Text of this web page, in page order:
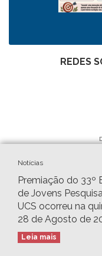
REDES
Notícias
Premiação do 33º
de Jovens
UCS ocorreu na
28 de Agosto de
Leia mais